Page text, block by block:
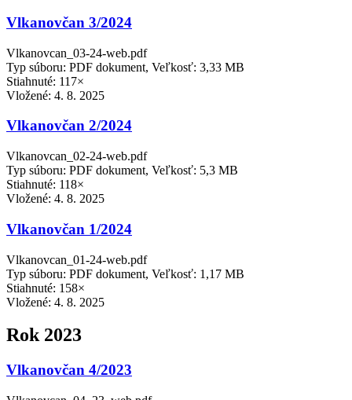
Vlkanovčan 3/2024
Vlkanovcan_03-24-web.pdf
Typ súboru: PDF dokument, Veľkosť: 3,33 MB
Stiahnuté: 117×
Vložené: 4. 8. 2025
Vlkanovčan 2/2024
Vlkanovcan_02-24-web.pdf
Typ súboru: PDF dokument, Veľkosť: 5,3 MB
Stiahnuté: 118×
Vložené: 4. 8. 2025
Vlkanovčan 1/2024
Vlkanovcan_01-24-web.pdf
Typ súboru: PDF dokument, Veľkosť: 1,17 MB
Stiahnuté: 158×
Vložené: 4. 8. 2025
Rok 2023
Vlkanovčan 4/2023